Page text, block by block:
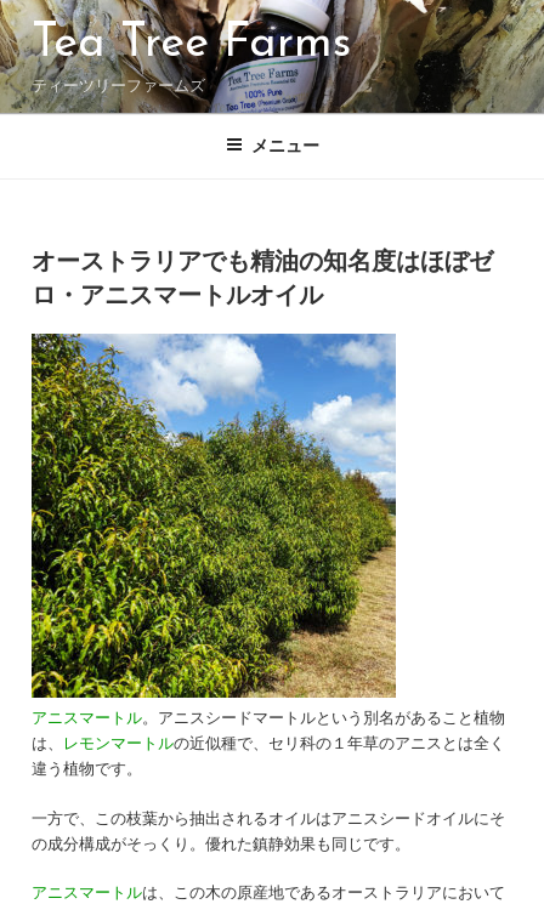
コ
ン
テ
ン
ツ
Tea Tree Farms
ティーツリーファームズ
メニュー
日:
オーストラリアでも精油の知名度はほぼゼ
ロ・アニスマートルオイル
アニスマートル。アニスシードマートルという別名があること植物
は、
レモンマートルの近似種で、セリ科の１年草のアニスとは全く
違う植物です。
一方で、この枝葉から抽出されるオイルはアニスシードオイルにそ
の成分構成がそっくり。優れた鎮静効果も同じです。
アニスマートルは、この木の原産地であるオーストラリアにおいて